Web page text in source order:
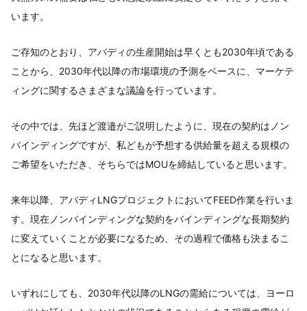
います。
ご存知のとおり、アバディの生産開始は早くとも2030年頃である
ことから、2030年代以降の市場環境の予測をベースに、マーケテ
ィングに関するさまざまな議論を行っています。
その中では、先ほど渡邉がご説明したように、現在の契約はノン
バインディングですが、私どもが予想する供給量を超える規模の
ご希望をいただき、そちらではMOUを締結していると思います。
来年以降、アバディLNGプロジェクトにおいてFEED作業を行いま
す。現在ノンバインディングな契約をバインディングな長期契約
に変えていくことが必要になるため、その過程で価格も決まるこ
とになると思います。
いずれにしても、2030年代以降のLNGの需給については、ヨーロ